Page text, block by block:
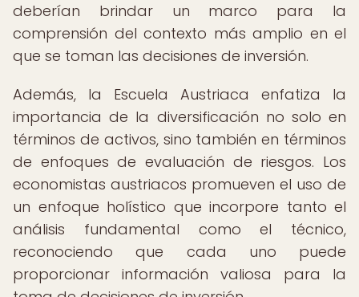
deberían brindar un marco para la
comprensión del contexto más amplio en el
que se toman las decisiones de inversión.
Además, la Escuela Austriaca enfatiza la
importancia de la diversificación no solo en
términos de activos, sino también en términos
de enfoques de evaluación de riesgos. Los
economistas austriacos promueven el uso de
un enfoque holístico que incorpore tanto el
análisis fundamental como el técnico,
reconociendo que cada uno puede
proporcionar información valiosa para la